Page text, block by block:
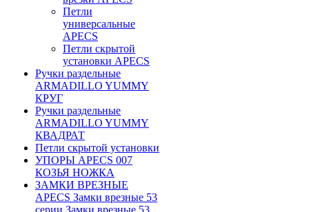
Петли
универсальные
APECS
Петли скрытой
установки APECS
Ручки раздельные
ARMADILLO YUMMY
КРУГ
Ручки раздельные
ARMADILLO YUMMY
КВАДРАТ
Петли скрытой установки
УПОРЫ APECS 007
КОЗЬЯ НОЖКА
ЗАМКИ ВРЕЗНЫЕ
APECS Замки врезные 53
серии Замки врезные 53